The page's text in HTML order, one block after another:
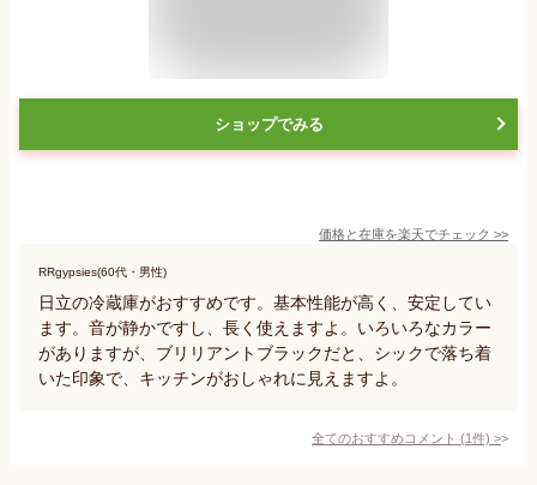
ショップでみる
価格と在庫を楽天でチェック >>
RRgypsies(60代・男性)
日立の冷蔵庫がおすすめです。基本性能が高く、安定してい
ます。音が静かですし、長く使えますよ。いろいろなカラー
がありますが、ブリリアントブラックだと、シックで落ち着
いた印象で、キッチンがおしゃれに見えますよ。
全てのおすすめコメント (1件) >